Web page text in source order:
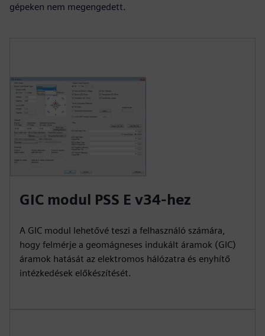
gépeken nem megengedett.
GIC modul PSS E v34-hez
A GIC modul lehetővé teszi a felhasználó számára,
hogy felmérje a geomágneses indukált áramok (GIC)
áramok hatását az elektromos hálózatra és enyhítő
intézkedések előkészítését.